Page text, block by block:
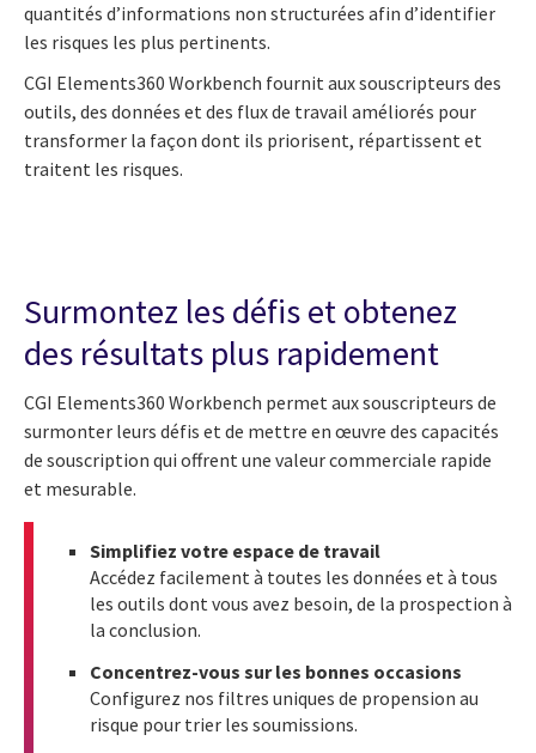
quantités d’informations non structurées afin d’identifier
les risques les plus pertinents.
CGI Elements360 Workbench fournit aux souscripteurs des
outils, des données et des flux de travail améliorés pour
transformer la façon dont ils priorisent, répartissent et
traitent les risques.
Surmontez les défis et obtenez
des résultats plus rapidement
CGI Elements360 Workbench permet aux souscripteurs de
surmonter leurs défis et de mettre en œuvre des capacités
de souscription qui offrent une valeur commerciale rapide
et mesurable.
Simplifiez votre espace de travail
Accédez facilement à toutes les données et à tous
les outils dont vous avez besoin, de la prospection à
la conclusion.
Concentrez-vous sur les bonnes occasions
Configurez nos filtres uniques de propension au
risque pour trier les soumissions.